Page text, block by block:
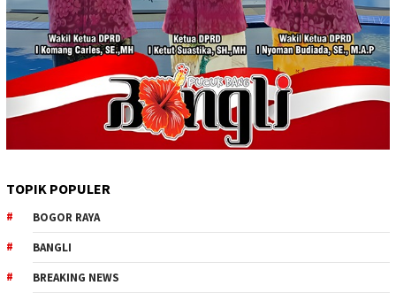
TOPIK POPULER
BOGOR RAYA
BANGLI
BREAKING NEWS